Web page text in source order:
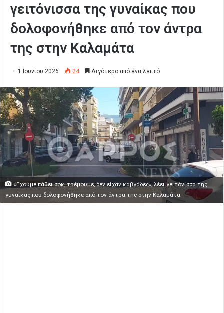
γειτόνισσα της γυναίκας που
δολοφονήθηκε από τον άντρα
της στην Καλαμάτα
1 Ιουνίου 2026 24 Λιγότερο από ένα λεπτό
«Έχουμε πάθει σοκ, τρέμουμε, δεν είχαν καβγάδες», λέει γειτόνισσα της
γυναίκας που δολοφονήθηκε από τον άντρα της στην Καλαμάτα